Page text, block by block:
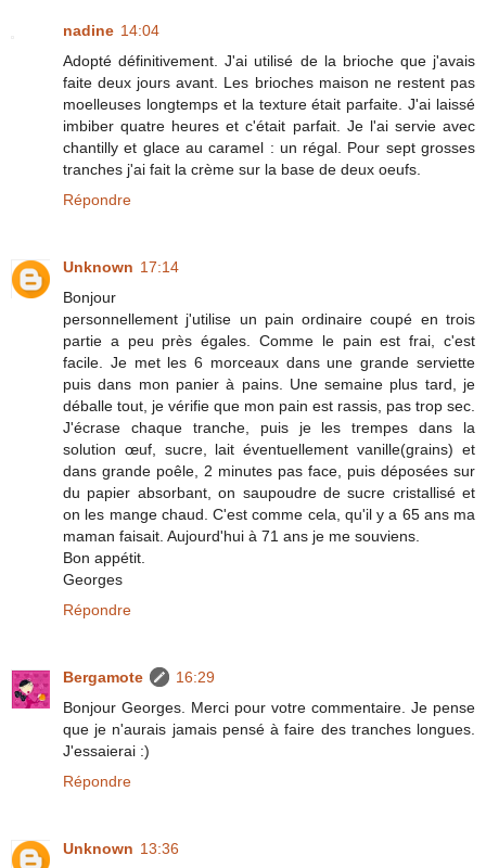
nadine 14:04
Adopté définitivement. J'ai utilisé de la brioche que j'avais
faite deux jours avant. Les brioches maison ne restent pas
moelleuses longtemps et la texture était parfaite. J'ai laissé
imbiber quatre heures et c'était parfait. Je l'ai servie avec
chantilly et glace au caramel : un régal. Pour sept grosses
tranches j'ai fait la crème sur la base de deux oeufs.
Répondre
Unknown 17:14
Bonjour
personnellement j'utilise un pain ordinaire coupé en trois
partie a peu près égales. Comme le pain est frai, c'est
facile. Je met les 6 morceaux dans une grande serviette
puis dans mon panier à pains. Une semaine plus tard, je
déballe tout, je vérifie que mon pain est rassis, pas trop sec.
J'écrase chaque tranche, puis je les trempes dans la
solution œuf, sucre, lait éventuellement vanille(grains) et
dans grande poêle, 2 minutes pas face, puis déposées sur
du papier absorbant, on saupoudre de sucre cristallisé et
on les mange chaud. C'est comme cela, qu'il y a 65 ans ma
maman faisait. Aujourd'hui à 71 ans je me souviens.
Bon appétit.
Georges
Répondre
Bergamote
16:29
Bonjour Georges. Merci pour votre commentaire. Je pense
que je n'aurais jamais pensé à faire des tranches longues.
J'essaierai :)
Répondre
Unknown 13:36